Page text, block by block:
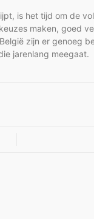
is het tijd om de
maken, goed
zijn er genoeg
jarenlang meegaat.